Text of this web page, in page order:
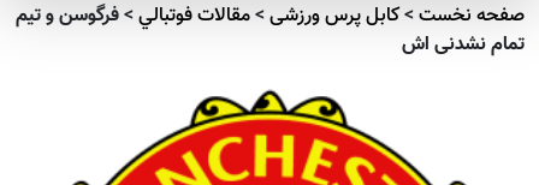
صفحه نخست>کابل پرس ورزشی>مقالات فوتبالي>فرگوسن و تیم
تمام نشدنی اش